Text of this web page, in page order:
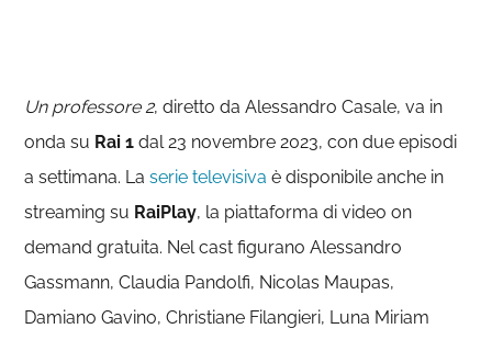
Un professore 2, diretto da Alessandro Casale, va in
onda su Rai 1 dal 23 novembre 2023, con due episodi
a settimana. Laserie televisiva è disponibile anche in
streaming su RaiPlay, la piattaforma di video on
demand gratuita. Nel cast figurano Alessandro
Gassmann, Claudia Pandolfi, Nicolas Maupas,
Damiano Gavino, Christiane Filangieri, Luna Miriam